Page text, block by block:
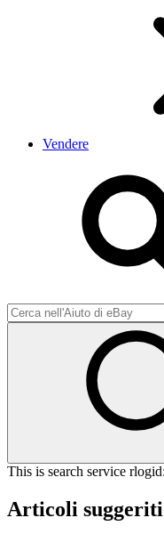
Vendere
This is search service rlogid:
Articoli suggeriti